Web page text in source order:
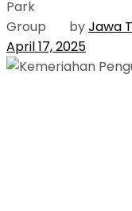
byJawa
April 17, 2025